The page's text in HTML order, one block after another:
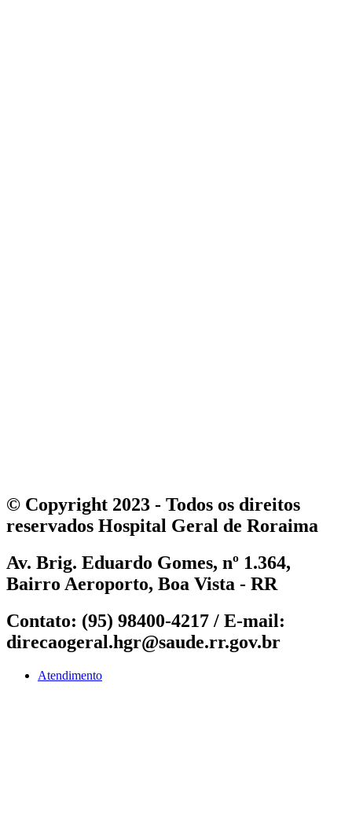
© Copyright 2023 - Todos os direitos
reservados Hospital Geral de Roraima
Av. Brig. Eduardo Gomes, nº 1.364,
Bairro Aeroporto, Boa Vista - RR
Contato: (95) 98400-4217 / E-mail:
direcaogeral.hgr@saude.rr.gov.br
Atendimento